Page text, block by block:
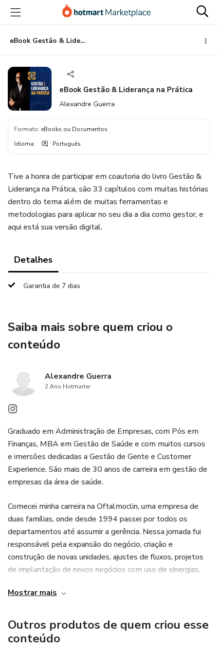
para
conteúdo
principal
para
pagamento
para
rodapé
eBook Gestão & Liderança na Prática
eBook Gestão & Liderança na Prática
Alexandre Guerra
Formato: eBooks ou Documentos
Idioma: Português
Tive a honra de participar em coautoria do livro Gestão &
Liderança na Prática, são 33 capítulos com muitas histórias
dentro do tema além de muitas ferramentas e
metodologias para aplicar no seu dia a dia como gestor, e
aqui está sua versão digital.
Detalhes
Garantia de 7 dias
Saiba mais sobre quem criou o
conteúdo
Alexandre Guerra
2 Ano Hotmarter
Graduado em Administração de Empresas, com Pós em
Finanças, MBA em Gestão de Saúde e com muitos cursos
e imersões dedicadas a Gestão de Gente e Customer
Experience. São mais de 30 anos de carreira em gestão de
empresas da área de saúde.
Comecei minha carreira na Oftalmoclin, uma empresa de
duas famílias, onde desde 1994 passei por todos os
departamentos até assumir a gerência. Nessa jornada fui
responsável pela expansão do negócio, criação e
construção de novas unidades, ajustes de fluxos, projetos
de implantação de novos negócios com uso de sinergias,
de M&amp;A com o Fundo Pátria em 2019, com um time
Em 2020 assumi a gestão do HOBrasil em Salvador
quando inaugurado e pouco depois a diretoria do Grupo
Mostrar mais
Outros produtos de quem criou esse
conteúdo